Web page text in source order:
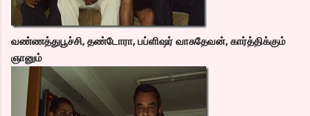
வண்ணத்துபூச்சி, தண்டோரா, பப்ளிஷர் வாசுதேவன், கார்த்திக்கும்
ஞானும்